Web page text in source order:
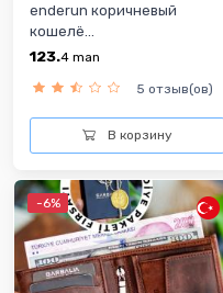
enderun коричневый
кошелё...
123.4 man
5 отзыв(ов)
В корзину
-6%